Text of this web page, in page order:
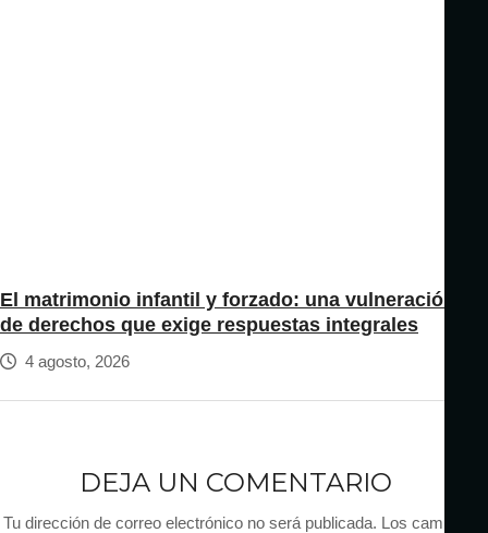
El matrimonio infantil y forzado: una vulneración
de derechos que exige respuestas integrales
4 agosto, 2026
DEJA UN COMENTARIO
Tu dirección de correo electrónico no será publicada. Los campos